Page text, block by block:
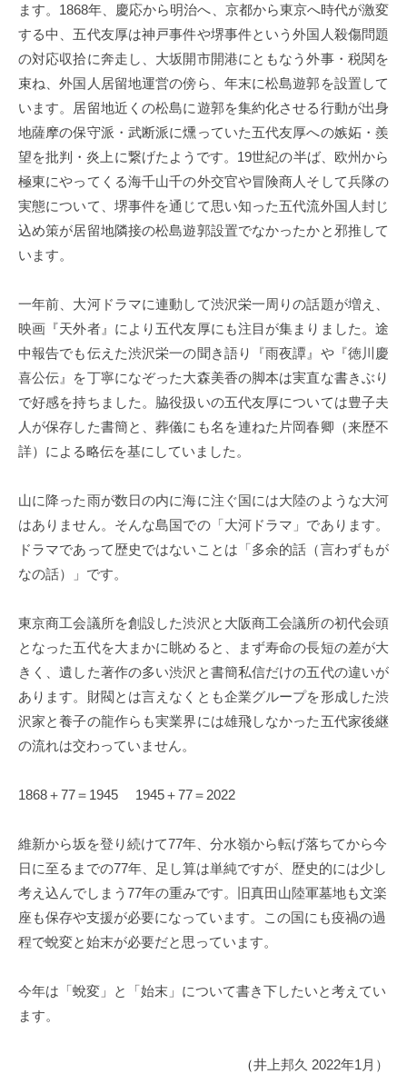
ます。1868年、慶応から明治へ、京都から東京へ時代が激変
する中、五代友厚は神戸事件や堺事件という外国人殺傷問題
の対応収拾に奔走し、大坂開市開港にともなう外事・税関を
束ね、外国人居留地運営の傍ら、年末に松島遊郭を設置して
います。居留地近くの松島に遊郭を集約化させる行動が出身
地薩摩の保守派・武断派に燻っていた五代友厚への嫉妬・羨
望を批判・炎上に繋げたようです。19世紀の半ば、欧州から
極東にやってくる海千山千の外交官や冒険商人そして兵隊の
実態について、堺事件を通じて思い知った五代流外国人封じ
込め策が居留地隣接の松島遊郭設置でなかったかと邪推して
います。
一年前、大河ドラマに連動して渋沢栄一周りの話題が増え、
映画『天外者』により五代友厚にも注目が集まりました。途
中報告でも伝えた渋沢栄一の聞き語り『雨夜譚』や『徳川慶
喜公伝』を丁寧になぞった大森美香の脚本は実直な書きぶり
で好感を持ちました。脇役扱いの五代友厚については豊子夫
人が保存した書簡と、葬儀にも名を連ねた片岡春卿（来歴不
詳）による略伝を基にしていました。
山に降った雨が数日の内に海に注ぐ国には大陸のような大河
はありません。そんな島国での「大河ドラマ」であります。
ドラマであって歴史ではないことは「多余的話（言わずもが
なの話）」です。
東京商工会議所を創設した渋沢と大阪商工会議所の初代会頭
となった五代を大まかに眺めると、まず寿命の長短の差が大
きく、遺した著作の多い渋沢と書簡私信だけの五代の違いが
あります。財閥とは言えなくとも企業グループを形成した渋
沢家と養子の龍作らも実業界には雄飛しなかった五代家後継
の流れは交わっていません。
1868＋77＝1945 1945＋77＝2022
維新から坂を登り続けて77年、分水嶺から転げ落ちてから今
日に至るまでの77年、足し算は単純ですが、歴史的には少し
考え込んでしまう77年の重みです。
旧真田山陸軍墓地も文楽
座も保存や支援が必要になっています。この国にも疫禍の過
程で蛻変と始末が必要だと思っています。
今年は「蛻変」と「始末」について書き下したいと考えてい
ます。
（井上邦久 2022年1月）